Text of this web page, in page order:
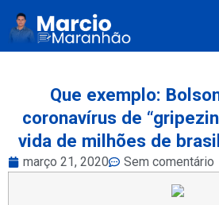
Que exemplo:
coronavírus de
vida de milhões de
março 21, 2020 Sem comentário